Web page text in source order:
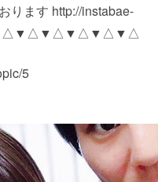
ります http://instabae-
5